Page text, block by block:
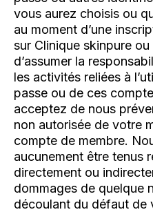
vous aurez choisis ou
au moment d’une
sur Clinique skinpure
d’assumer la
les activités reliées à
passe ou de ces
acceptez de nous
non autorisée de votre
compte de membre.
aucunement être tenus
directement ou
dommages de quelque
découlant du défaut de